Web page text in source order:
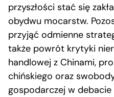
przyszłości stać się
obydwu mocarstw.
przyjąć odmienne
także powrót krytyki
handlowej z Chinami,
chińskiego oraz
gospodarczej w